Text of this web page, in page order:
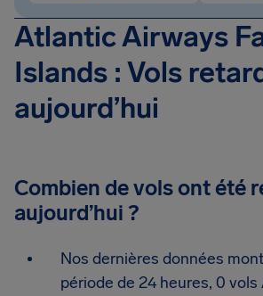
Atlantic Airways
Islands : Vols
aujourd’hui
Combien de vols ont été
aujourd’hui ?
Nos dernières données
période de 24 heures, 0